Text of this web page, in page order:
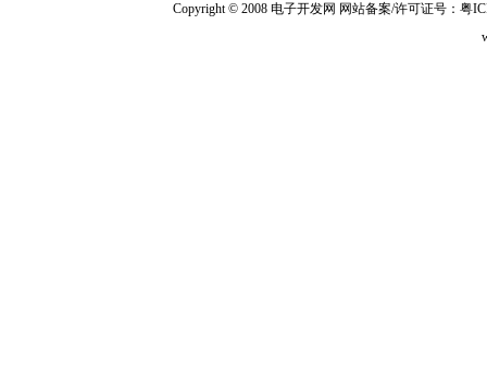
Copyright © 2008 电子开发网 网站备案/许可证号：粤